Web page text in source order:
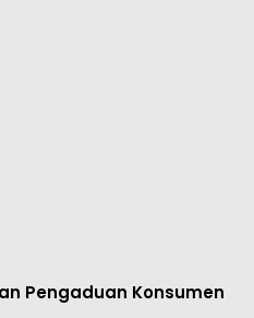
Pengaduan Konsumen